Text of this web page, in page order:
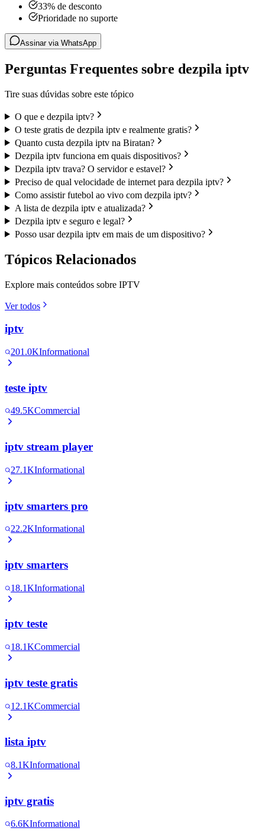
33% de desconto
Prioridade no suporte
Assinar via WhatsApp
Perguntas Frequentes sobre dezpila iptv
Tire suas dúvidas sobre este tópico
O que e dezpila iptv?
O teste gratis de dezpila iptv e realmente gratis?
Quanto custa dezpila iptv na Biratan?
Dezpila iptv funciona em quais dispositivos?
Dezpila iptv trava? O servidor e estavel?
Preciso de qual velocidade de internet para dezpila iptv?
Como assistir futebol ao vivo com dezpila iptv?
A lista de dezpila iptv e atualizada?
Dezpila iptv e seguro e legal?
Posso usar dezpila iptv em mais de um dispositivo?
Tópicos Relacionados
Explore mais conteúdos sobre IPTV
Ver todos
iptv
201.0KInformational
teste iptv
49.5KCommercial
iptv stream player
27.1KInformational
iptv smarters pro
22.2KInformational
iptv smarters
18.1KInformational
iptv teste
18.1KCommercial
iptv teste gratis
12.1KCommercial
lista iptv
8.1KInformational
iptv gratis
6.6KInformational